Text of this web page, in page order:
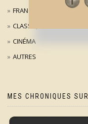
FRANÇAIS
CLASSIQUE
CINÉMA
AUTRES
MES CHRONIQUES SUR